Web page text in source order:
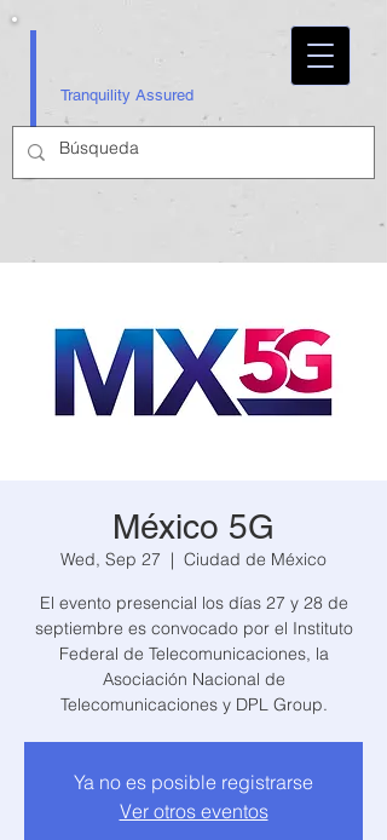
Tranquility Assured
México 5G
Wed, Sep 27
  |
Ciudad de México
El evento presencial los días 27 y 28 de
septiembre es convocado por el Instituto
Federal de Telecomunicaciones, la
Asociación Nacional de
Telecomunicaciones y DPL Group.
Ya no es posible registrarse
Ver otros eventos